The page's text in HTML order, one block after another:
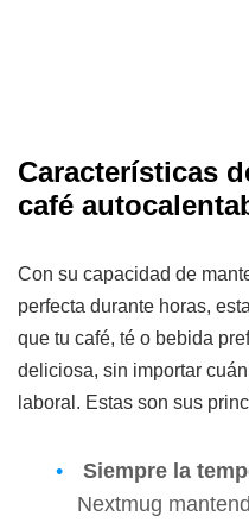
Características
café
Con su capacidad de
perfecta durante horas, esta
que tu café, té o bebida
deliciosa, sin importar
laboral. Estas son sus
Siempre la
Nextmug